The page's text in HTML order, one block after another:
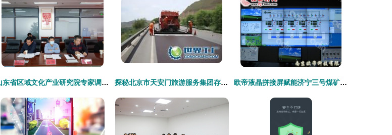
山东省区域文化产业研究院专家调研潍坊版权产业发展与景区管理创新 探秘北京市天安门旅游服务集团存仓处 世界工厂网视角下的游览景区管理新篇章 欧帝液晶拼接屏赋能济宁三号煤矿安全，旅游软件在产业融合中的新探索